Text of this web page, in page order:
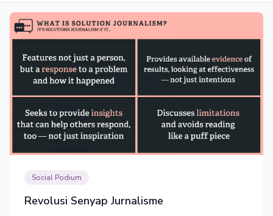
Social Podium
Revolusi Senyap Jurnalisme